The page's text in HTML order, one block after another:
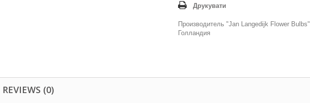
Друкувати
Производитель "Jan Langedijk Flower Bulbs"
Голландия
REVIEWS (0)